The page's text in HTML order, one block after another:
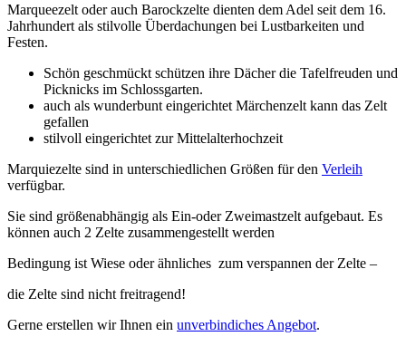
Marqueezelt oder auch Barockzelte dienten dem Adel seit dem 16.
Jahrhundert als stilvolle Überdachungen bei Lustbarkeiten und
Festen.
Schön geschmückt schützen ihre Dächer die Tafelfreuden und
Picknicks im Schlossgarten.
auch als wunderbunt eingerichtet Märchenzelt kann das Zelt
gefallen
stilvoll eingerichtet zur Mittelalterhochzeit
Marquiezelte sind in unterschiedlichen Größen für den Verleih
verfügbar.
Sie sind größenabhängig als Ein-oder Zweimastzelt aufgebaut. Es
können auch 2 Zelte zusammengestellt werden
Bedingung ist Wiese oder ähnliches zum verspannen der Zelte –
die Zelte sind nicht freitragend!
Gerne erstellen wir Ihnen ein unverbindiches Angebot.